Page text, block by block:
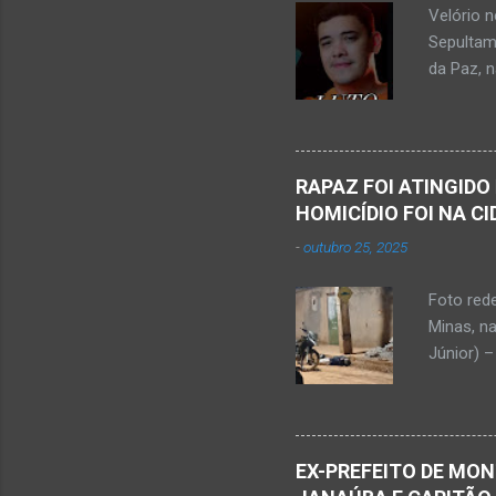
Minas.
Rosa,
Velório
da Paz,
desse
Nardone
Sílvio da
desde
Que o
RAPAZ FOI
HOMICÍDIO FOI NA
-outubro 25, 2025
Foto
Minas,
Júnior)
Serra
Polícia
EX-PREFEITO DE